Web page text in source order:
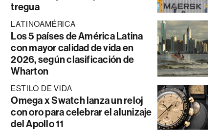
tregua
LATINOAMÉRICA
Los 5 países de América Latina
con mayor calidad de vida en
2026, según clasificación de
Wharton
ESTILO DE VIDA
Omega x Swatch lanza un reloj
con oro para celebrar el alunizaje
del Apollo 11